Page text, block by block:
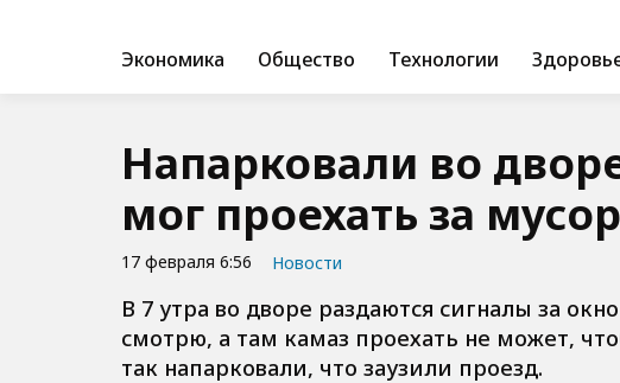
Экономика Общество Технологии
Напарковали во
мог проехать за
17 февраля 6:56 Новости
В 7 утра во дворе раздаются сигналы за
смотрю, а там камаз проехать не может,
так напарковали, что заузили проезд.